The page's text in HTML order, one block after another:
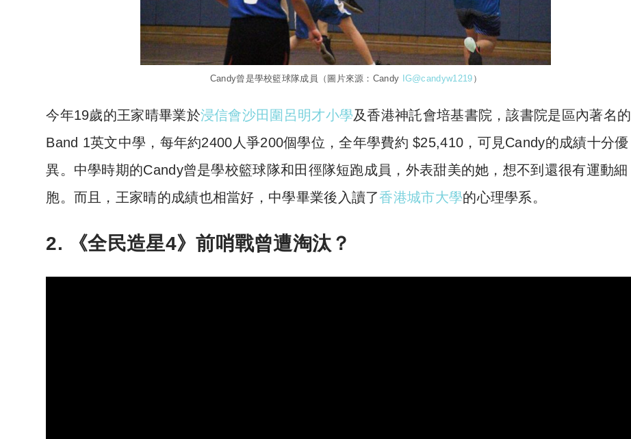
Candy曾是學校籃球隊成員（圖片來源：Candy IG@candyw1219 ）
今年19歲的王家晴畢業於浸信會沙田圍呂明才小學及香港神託會培基書院，該書院是區內著名的
Band 1英文中學，每年約2400人爭200個學位，全年學費約 $25,410，可見Candy的成績十分優
異。中學時期的Candy曾是學校籃球隊和田徑隊短跑成員，外表甜美的她，想不到還很有運動細
胞。而且，王家晴的成績也相當好，中學畢業後入讀了香港城市大學的心理學系。
2. 《全民造星4》前哨戰曾遭淘汰？